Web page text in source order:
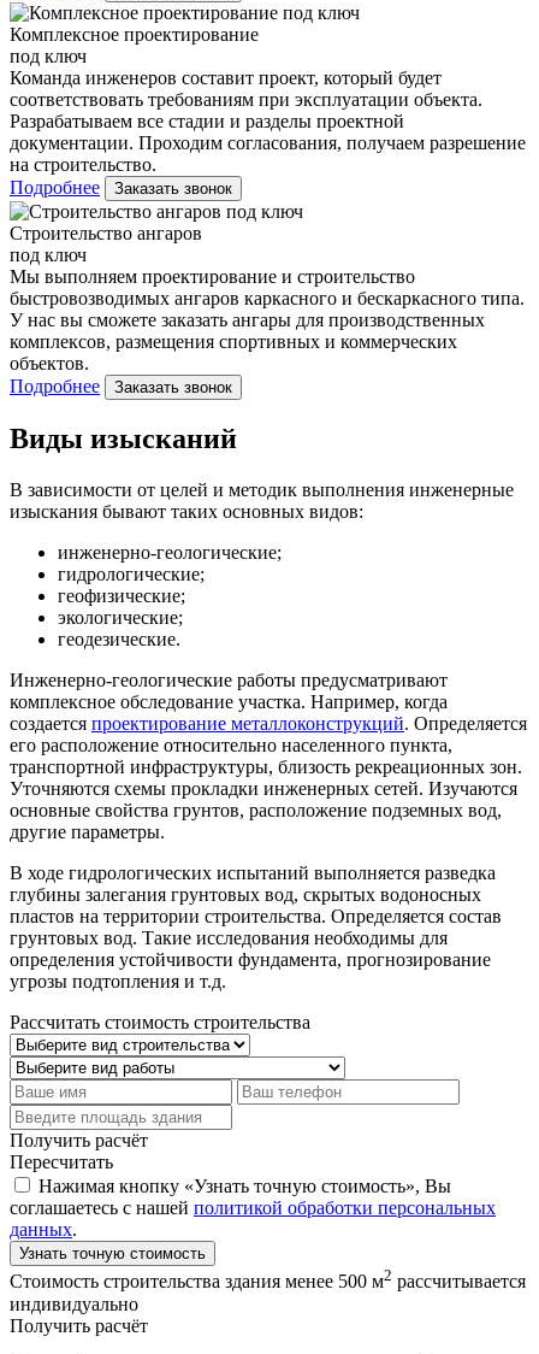
Комплексное проектирование
под ключ
Команда инженеров составит проект, который будет
соответствовать требованиям при эксплуатации объекта.
Разрабатываем все стадии и разделы проектной
документации. Проходим согласования, получаем разрешение
на строительство.
Подробнее
Заказать звонок
Строительство ангаров
под ключ
Мы выполняем проектирование и строительство
быстровозводимых ангаров каркасного и бескаркасного типа.
У нас вы сможете заказать ангары для производственных
комплексов, размещения спортивных и коммерческих
объектов.
Подробнее
Заказать звонок
Виды изысканий
В зависимости от целей и методик выполнения инженерные
изыскания бывают таких основных видов:
инженерно-геологические;
гидрологические;
геофизические;
экологические;
геодезические.
Инженерно-геологические работы предусматривают
комплексное обследование участка. Например, когда
создается проектирование металлоконструкций. Определяется
его расположение относительно населенного пункта,
транспортной инфраструктуры, близость рекреационных зон.
Уточняются схемы прокладки инженерных сетей. Изучаются
основные свойства грунтов, расположение подземных вод,
другие параметры.
В ходе гидрологических испытаний выполняется разведка
глубины залегания грунтовых вод, скрытых водоносных
пластов на территории строительства. Определяется состав
грунтовых вод. Такие исследования необходимы для
определения устойчивости фундамента, прогнозирование
угрозы подтопления и т.д.
Рассчитать стоимость строительства
Получить расчёт
Пересчитать
Нажимая кнопку «Узнать точную стоимость», Вы
соглашаетесь с нашей политикой обработки персональных
данных.
Узнать точную стоимость
Стоимость строительства здания менее 500 м2 рассчитывается
индивидуально
Получить расчёт